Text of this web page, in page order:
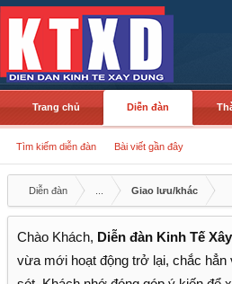
Trang chủ Diễn đàn
Tìm kiếm diễn đàn Bài viết gần đây
Diễn đàn Giao lưu/khác
Chào Khách, Diễn đàn Kinh Tế
vừa mới hoạt động trở lại, chắc hẳn